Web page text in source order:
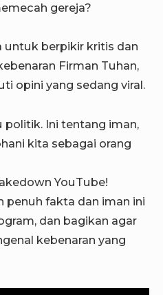
gereja?
untuk berpikir kritis dan
Firman Tuhan,
opini yang sedang viral.
politik. Ini tentang iman,
kita sebagai orang
YouTube!
penuh fakta dan iman ini
dan bagikan agar
kebenaran yang